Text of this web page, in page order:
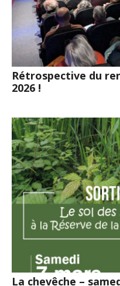
Rétrospective du
2026 !
La chevêche –